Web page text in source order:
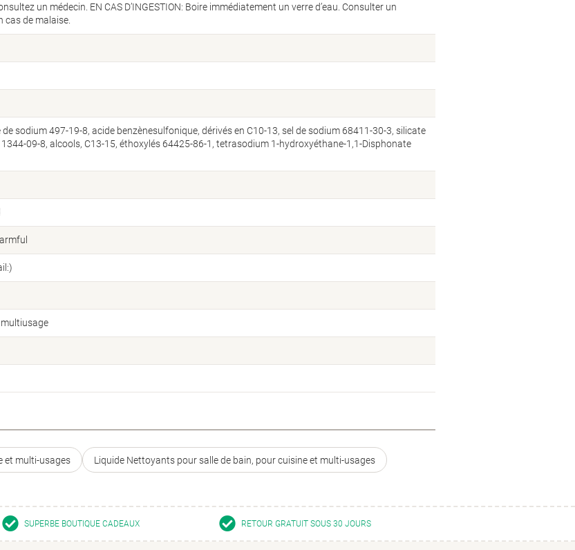
un médecin. EN CAS D’INGESTION: Boire immédiatement un verre d’eau. Consulter un
cas de malaise.
sodium 497-19-8, acide benzènesulfonique, dérivés en C10-13, sel de sodium 68411-30-3, silicate
09-8, alcools, C13-15, éthoxylés 64425-86-1, tetrasodium 1-hydroxyéthane-1,1-Disphonate
et multi-usages Liquide Nettoyants pour salle de bain, pour cuisine et multi-usages
SUPERBE BOUTIQUE CADEAUX RETOUR GRATUIT SOUS 30 JOURS